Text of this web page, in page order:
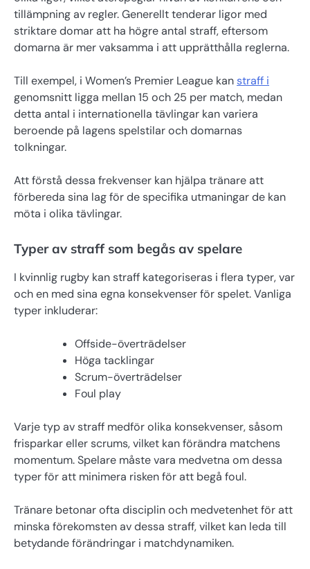
tillämpning av regler. Generellt tenderar ligor med
striktare domar att ha högre antal straff, eftersom
domarna är mer vaksamma i att upprätthålla reglerna.
Till exempel, i Women’s Premier League kanstraff i
genomsnitt ligga mellan 15 och 25 per match, medan
detta antal i internationella tävlingar kan variera
beroende på lagens spelstilar och domarnas
tolkningar.
Att förstå dessa frekvenser kan hjälpa tränare att
förbereda sina lag för de specifika utmaningar de kan
möta i olika tävlingar.
Typer av straff som begås av spelare
I kvinnlig rugby kan straff kategoriseras i flera typer, var
och en med sina egna konsekvenser för spelet. Vanliga
typer inkluderar:
Offside-överträdelser
Höga tacklingar
Scrum-överträdelser
Foul play
Varje typ av straff medför olika konsekvenser, såsom
frisparkar eller scrums, vilket kan förändra matchens
momentum. Spelare måste vara medvetna om dessa
typer för att minimera risken för att begå foul.
Tränare betonar ofta disciplin och medvetenhet för att
minska förekomsten av dessa straff, vilket kan leda till
betydande förändringar i matchdynamiken.